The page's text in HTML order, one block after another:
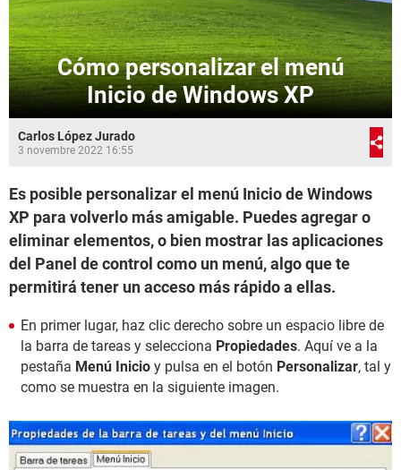
Cómo personalizar el menú
Inicio de Windows XP
Carlos López Jurado
3 novembre 2022 16:55
Es posible personalizar el menú Inicio de Windows
XP para volverlo más amigable. Puedes agregar o
eliminar elementos, o bien mostrar las aplicaciones
del Panel de control como un menú, algo que te
permitirá tener un acceso más rápido a ellas.
En primer lugar, haz clic derecho sobre un espacio libre de
la barra de tareas y selecciona Propiedades. Aquí ve a la
pestaña Menú Inicio y pulsa en el botón Personalizar, tal y
como se muestra en la siguiente imagen.